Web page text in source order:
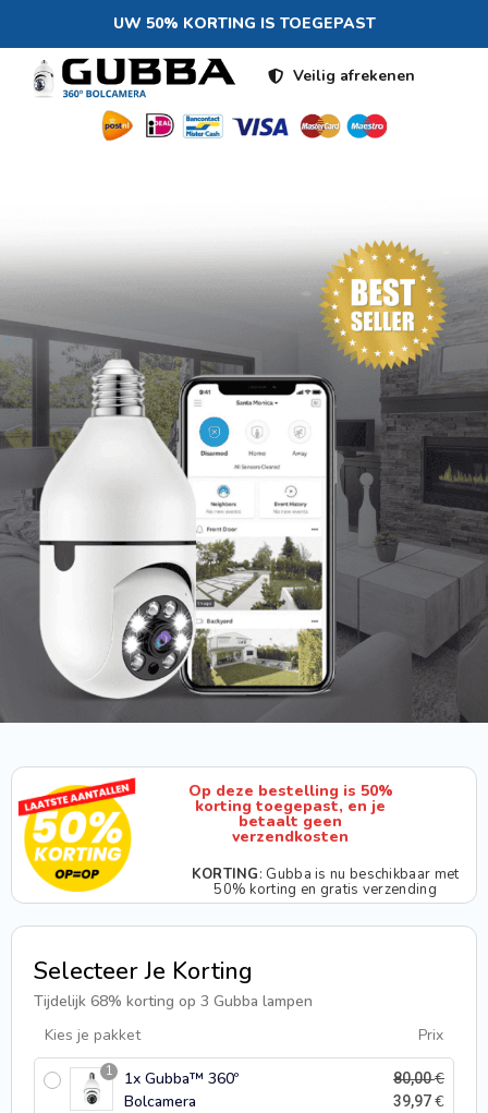
UW 50% KORTING IS TOEGEPAST
Veilig afrekenen
Op deze bestelling is 50%
korting toegepast, en je
betaalt geen
verzendkosten
KORTING: Gubba is nu beschikbaar met
50% korting en gratis verzending
Selecteer Je Korting
Tijdelijk 68% korting op 3 Gubba lampen
Kies je pakket
Prix
1
1x Gubba™ 360º
Bolcamera
80,00€
39,97€